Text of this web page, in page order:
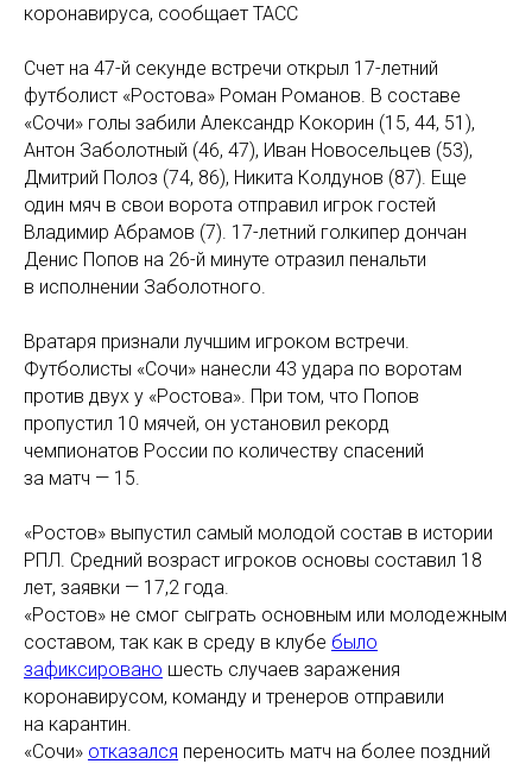
коронавируса, сообщает ТАСС
Счет на 47-й секунде встречи открыл 17-летний
футболист «Ростова» Роман Романов. В составе
«Сочи» голы забили Александр Кокорин (15, 44, 51),
Антон Заболотный (46, 47), Иван Новосельцев (53),
Дмитрий Полоз (74, 86), Никита Колдунов (87). Еще
один мяч в свои ворота отправил игрок гостей
Владимир Абрамов (7). 17-летний голкипер дончан
Денис Попов на 26-й минуте отразил пенальти
в исполнении Заболотного.
Вратаря признали лучшим игроком встречи.
Футболисты «Сочи» нанесли 43 удара по воротам
против двух у «Ростова». При том, что Попов
пропустил 10 мячей, он установил рекорд
чемпионатов России по количеству спасений
за матч — 15.
«Ростов» выпустил самый молодой состав в истории
РПЛ. Средний возраст игроков основы составил 18
лет, заявки — 17,2 года.
«Ростов» не смог сыграть основным или молодежным
составом, так как в среду в клубе было
зафиксировано шесть случаев заражения
коронавирусом, команду и тренеров отправили
на карантин.
«Сочи» отказался переносить матч на более поздний